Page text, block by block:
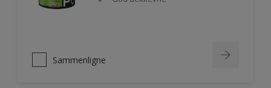
Sammenligne